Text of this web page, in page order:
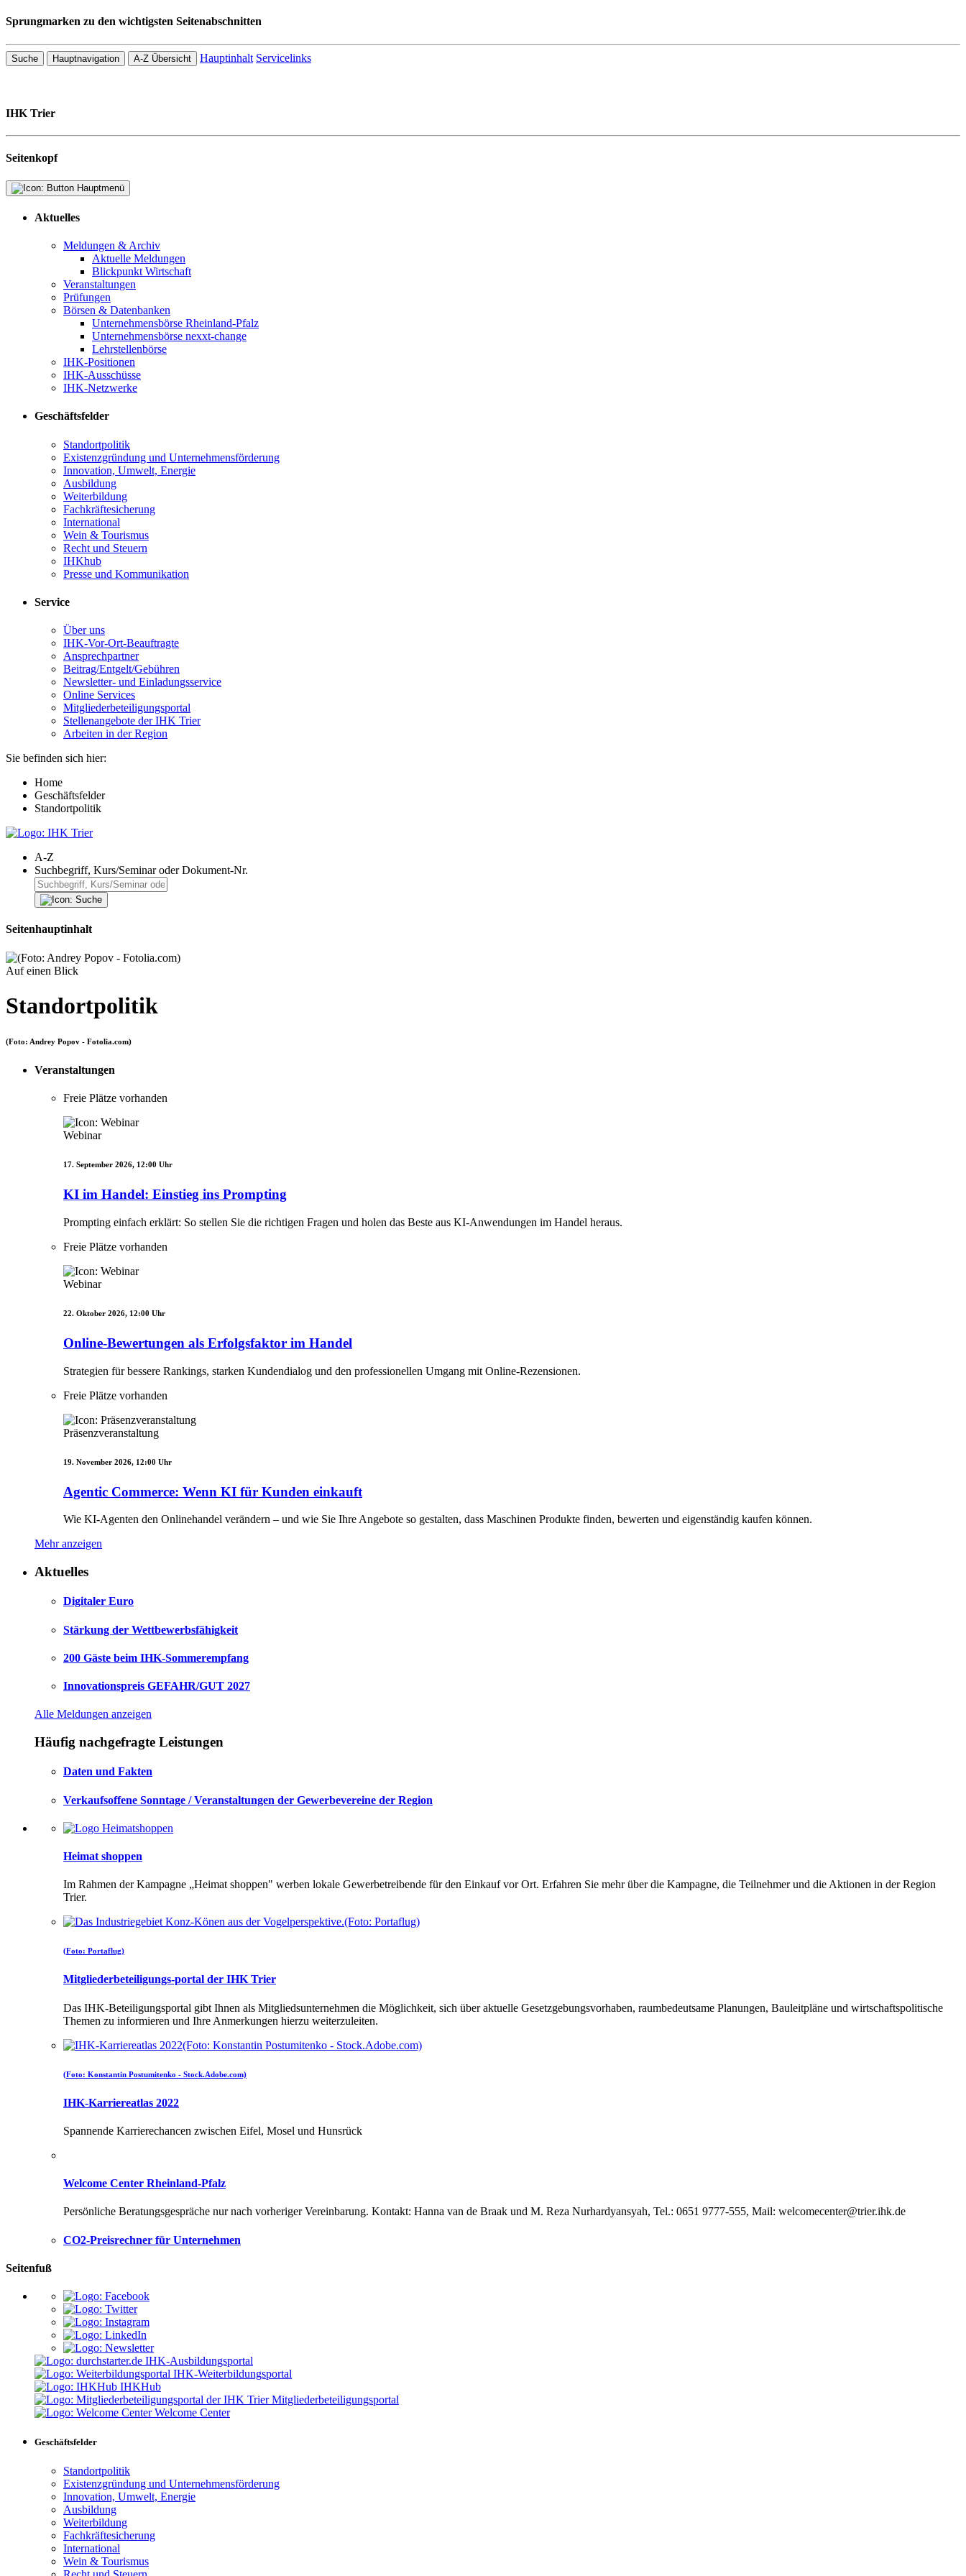
Sprungmarken zu den wichtigsten Seitenabschnitten
Suche Hauptnavigation A-Z Übersicht Hauptinhalt Servicelinks
IHK Trier
Seitenkopf
Aktuelles
Meldungen & Archiv
Aktuelle Meldungen
Blickpunkt Wirtschaft
Veranstaltungen
Prüfungen
Börsen & Datenbanken
Unternehmensbörse Rheinland-Pfalz
Unternehmensbörse nexxt-change
Lehrstellenbörse
IHK-Positionen
IHK-Ausschüsse
IHK-Netzwerke
Geschäftsfelder
Standortpolitik
Existenzgründung und Unternehmensförderung
Innovation, Umwelt, Energie
Ausbildung
Weiterbildung
Fachkräftesicherung
International
Wein & Tourismus
Recht und Steuern
IHKhub
Presse und Kommunikation
Service
Über uns
IHK-Vor-Ort-Beauftragte
Ansprechpartner
Beitrag/Entgelt/Gebühren
Newsletter- und Einladungsservice
Online Services
Mitgliederbeteiligungsportal
Stellenangebote der IHK Trier
Arbeiten in der Region
Sie befinden sich hier:
Home
Geschäftsfelder
Standortpolitik
A-Z
Suchbegriff, Kurs/Seminar oder Dokument-Nr.
Seitenhauptinhalt
Auf einen Blick
Standortpolitik
(Foto: Andrey Popov - Fotolia.com)
Veranstaltungen
Freie Plätze vorhanden
Webinar
17. September 2026, 12:00 Uhr
KI im Handel: Einstieg ins Prompting
Prompting einfach erklärt: So stellen Sie die richtigen Fragen und holen das Beste aus KI-Anwendungen im Handel heraus.
Freie Plätze vorhanden
Webinar
22. Oktober 2026, 12:00 Uhr
Online-Bewertungen als Erfolgsfaktor im Handel
Strategien für bessere Rankings, starken Kundendialog und den professionellen Umgang mit Online-Rezensionen.
Freie Plätze vorhanden
Präsenzveranstaltung
19. November 2026, 12:00 Uhr
Agentic Commerce: Wenn KI für Kunden einkauft
Wie KI-Agenten den Onlinehandel verändern – und wie Sie Ihre Angebote so gestalten, dass Maschinen Produkte finden, bewerten und eigenständig kaufen können.
Mehr anzeigen
Aktuelles
Digitaler Euro
Stärkung der Wettbewerbsfähigkeit
200 Gäste beim IHK-Sommerempfang
Innovationspreis GEFAHR/GUT 2027
Alle Meldungen anzeigen
Häufig nachgefragte Leistungen
Daten und Fakten
Verkaufsoffene Sonntage / Veranstaltungen der Gewerbevereine der Region
Heimat shoppen
Im Rahmen der Kampagne „Heimat shoppen" werben lokale Gewerbetreibende für den Einkauf vor Ort. Erfahren Sie mehr über die Kampagne, die Teilnehmer und die Aktionen in der Region
Trier.
(Foto: Portaflug)
Mitgliederbeteiligungs-portal der IHK Trier
Das IHK-Beteiligungsportal gibt Ihnen als Mitgliedsunternehmen die Möglichkeit, sich über aktuelle Gesetzgebungsvorhaben, raumbedeutsame Planungen, Bauleitpläne und wirtschaftspolitische
Themen zu informieren und Ihre Anmerkungen hierzu weiterzuleiten.
(Foto: Konstantin Postumitenko - Stock.Adobe.com)
IHK-Karriereatlas 2022
Spannende Karrierechancen zwischen Eifel, Mosel und Hunsrück
Welcome Center Rheinland-Pfalz
Persönliche Beratungsgespräche nur nach vorheriger Vereinbarung. Kontakt: Hanna van de Braak und M. Reza Nurhardyansyah, Tel.: 0651 9777-555, Mail: welcomecenter@trier.ihk.de
CO2-Preisrechner für Unternehmen
Seitenfuß
IHK-Ausbildungsportal
IHK-Weiterbildungsportal
IHKHub
Mitgliederbeteiligungsportal
Welcome Center
Geschäftsfelder
Standortpolitik
Existenzgründung und Unternehmensförderung
Innovation, Umwelt, Energie
Ausbildung
Weiterbildung
Fachkräftesicherung
International
Wein & Tourismus